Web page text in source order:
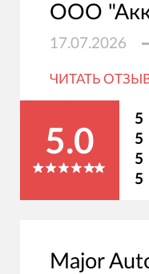
ООО
17.07.2026
ЧИТАТЬ
5.0
5
5
5
5
Major